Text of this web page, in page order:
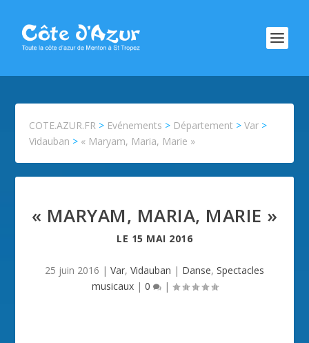
COTE.AZUR.FR > Evénements > Département >Var >
Vidauban > « Maryam, Maria, Marie »
« MARYAM, MARIA, MARIE »
LE 15 MAI 2016
25 juin 2016 | Var, Vidauban | Danse, Spectacles
musicaux| 0 |